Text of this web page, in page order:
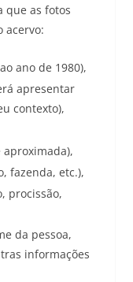
que as fotos
acervo:
ano de 1980),
apresentar
contexto),
fazenda, etc.),
procissão,
da pessoa,
informações